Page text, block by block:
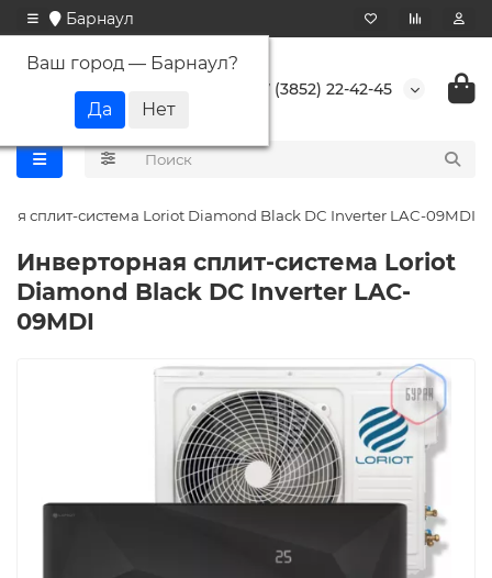
Барнаул
Ваш город — Барнаул?
+7 (3852) 22-42-45
сплит-система Loriot Diamond Black DC Inverter LAC-09MDI
Инверторная сплит-система Loriot
Diamond Black DC Inverter LAC-
09MDI